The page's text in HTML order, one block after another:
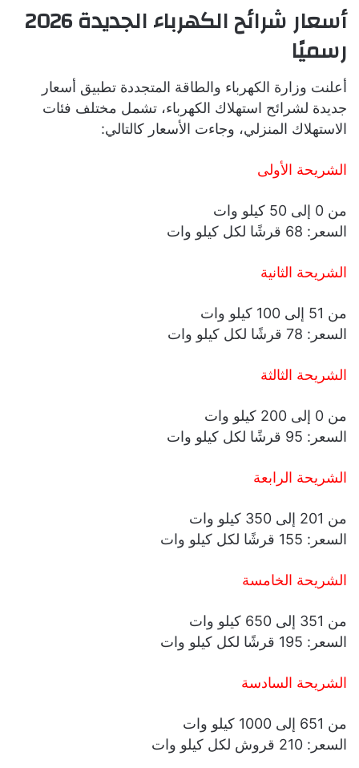
أسعار شرائح الكهرباء الجديدة 2026
رسميًا
أعلنت وزارة الكهرباء والطاقة المتجددة تطبيق أسعار
جديدة لشرائح استهلاك الكهرباء، تشمل مختلف فئات
الاستهلاك المنزلي، وجاءت الأسعار كالتالي:
الشريحة الأولى
من 0 إلى 50 كيلو وات
السعر: 68 قرشًا لكل كيلو وات
الشريحة الثانية
من 51 إلى 100 كيلو وات
السعر: 78 قرشًا لكل كيلو وات
الشريحة الثالثة
من 0 إلى 200 كيلو وات
السعر: 95 قرشًا لكل كيلو وات
الشريحة الرابعة
من 201 إلى 350 كيلو وات
السعر: 155 قرشًا لكل كيلو وات
الشريحة الخامسة
من 351 إلى 650 كيلو وات
السعر: 195 قرشًا لكل كيلو وات
الشريحة السادسة
من 651 إلى 1000 كيلو وات
السعر: 210 قروش لكل كيلو وات